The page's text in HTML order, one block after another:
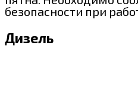
безопасности при
Дизель